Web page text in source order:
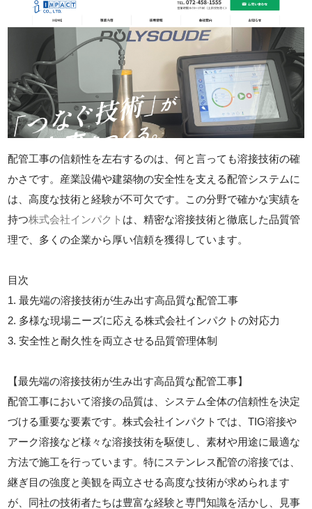
配管工事の信頼性を左右するのは、何と言っても溶接技術の確
かさです。産業設備や建築物の安全性を支える配管システムに
は、高度な技術と経験が不可欠です。この分野で確かな実績を
持つ株式会社インパクト は、精密な溶接技術と徹底した品質管
理で、多くの企業から厚い信頼を獲得しています。
目次
1. 最先端の溶接技術が生み出す高品質な配管工事
2. 多様な現場ニーズに応える株式会社インパクトの対応力
3. 安全性と耐久性を両立させる品質管理体制
【最先端の溶接技術が生み出す高品質な配管工事】
配管工事において溶接の品質は、システム全体の信頼性を決定
づける重要な要素です。株式会社インパクトでは、TIG溶接や
アーク溶接など様々な溶接技術を駆使し、素材や用途に最適な
方法で施工を行っています。特にステンレス配管の溶接では、
継ぎ目の強度と美観を両立させる高度な技術が求められます
が、同社の技術者たちは豊富な経験と専門知識を活かし、見事